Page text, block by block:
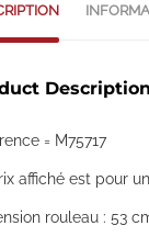
Description
= M75717
affiché est pour
rouleau : 53